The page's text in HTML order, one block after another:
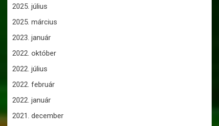
2025. július
2025. március
2023. január
2022. október
2022. július
2022. február
2022. január
2021. december